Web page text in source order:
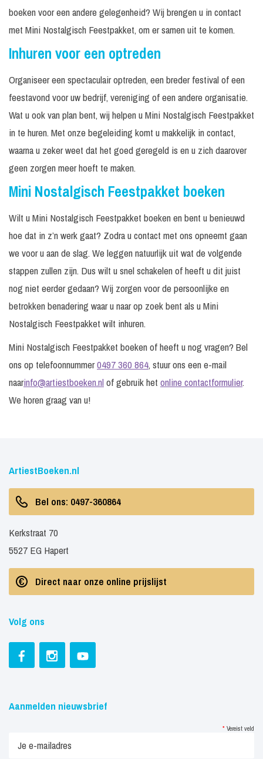
boeken voor een andere gelegenheid? Wij brengen u in contact
met Mini Nostalgisch Feestpakket, om er samen uit te komen.
Inhuren voor een optreden
Organiseer een spectaculair optreden, een breder festival of een
feestavond voor uw bedrijf, vereniging of een andere organisatie.
Wat u ook van plan bent, wij helpen u Mini Nostalgisch Feestpakket
in te huren. Met onze begeleiding komt u makkelijk in contact,
waarna u zeker weet dat het goed geregeld is en u zich daarover
geen zorgen meer hoeft te maken.
Mini Nostalgisch Feestpakket boeken
Wilt u Mini Nostalgisch Feestpakket boeken en bent u benieuwd
hoe dat in z’n werk gaat? Zodra u contact met ons opneemt gaan
we voor u aan de slag. We leggen natuurlijk uit wat de volgende
stappen zullen zijn. Dus wilt u snel schakelen of heeft u dit juist
nog niet eerder gedaan? Wij zorgen voor de persoonlijke en
betrokken benadering waar u naar op zoek bent als u Mini
Nostalgisch Feestpakket wilt inhuren.
Mini Nostalgisch Feestpakket boeken of heeft u nog vragen? Bel
ons op telefoonnummer0497 360 864, stuur ons een e-mail
naarinfo@artiestboeken.nlof gebruik het online contactformulier.
We horen graag van u!
ArtiestBoeken.nl
Bel ons: 0497-360864
Kerkstraat 70
5527 EG Hapert
Direct naar onze online prijslijst
Volg ons
Aanmelden nieuwsbrief
* Vereist veld